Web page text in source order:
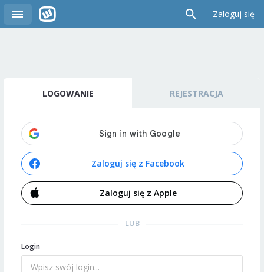
Zaloguj się
LOGOWANIE REJESTRACJA
Zaloguj się z Facebook
Zaloguj się z Apple
LUB
Login